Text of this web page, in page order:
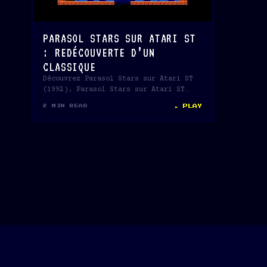
PARASOL STARS SUR ATARI ST
: REDÉCOUVERTE D’UN
CLASSIQUE
Découvrez Parasol Stars sur Atari ST
(1992). Parasol Stars sur Atari ST
2 MIN READ ► PLAY